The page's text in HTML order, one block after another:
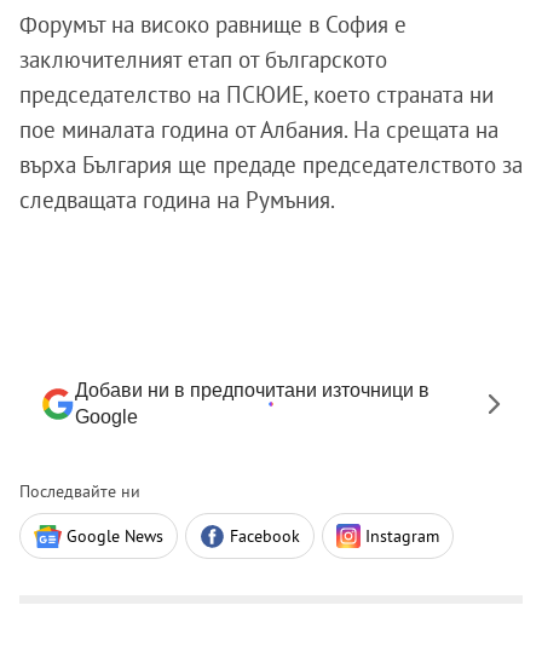
Форумът на високо равнище в София е
заключителният етап от българското
председателство на ПСЮИЕ, което страната ни
пое миналата година от Албания. На срещата на
върха България ще предаде председателството за
следващата година на Румъния.
Добави ни в предпочитани източници в
Google
Последвайте ни
Google News Facebook Instagram